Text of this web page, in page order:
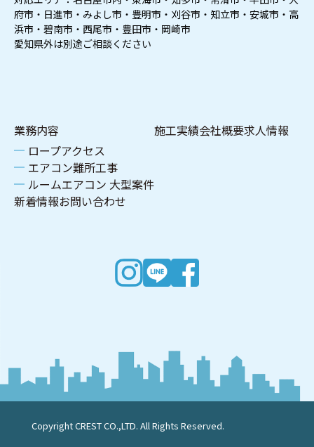
業務内容
ロープアクセス
エアコン難所工事
ルームエアコン 大型案件
施工実績会社概要求人情報
新着情報お問い合わせ
府市・日進市・みよし市・豊明市・刈谷市・知立市・安城市・高
浜市・碧南市・西尾市・豊田市・岡崎市
愛知県外は別途ご相談ください
Copyright CREST CO.,LTD. All Rights Reserved.